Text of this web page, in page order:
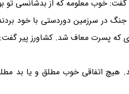
خوب معلومه که از بدشانسی تو
جنگ در سرزمین دوردستی با خود
که پسرت معاف شد. کشاورز پیر گفت:
اتفاقی خوب مطلق و یا بد